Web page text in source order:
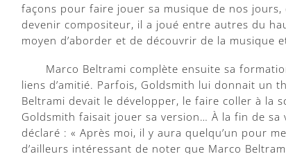
façons pour faire jouer sa musique de nos
devenir compositeur, il a joué entre autres du
moyen d’aborder et de découvrir de la musique
Marco Beltrami complète ensuite sa
liens d’amitié. Parfois, Goldsmith lui donnait un
Beltrami devait le développer, le faire coller à la
Goldsmith faisait jouer sa version… À la fin de sa
déclaré : « Après moi, il y aura quelqu’un pour
d’ailleurs intéressant de noter que Marco